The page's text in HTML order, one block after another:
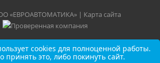
«ЕВРОАВТОМАТИКА» | Карта сайта
cookies для полноценной работы.
принять это, либо покинуть сайт.